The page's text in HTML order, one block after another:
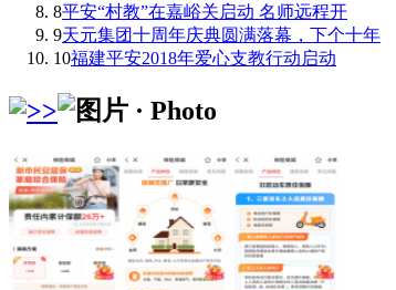
8平安“村教”在嘉峪关启动 名师远程开
9天元集团十周年庆典圆满落幕，下个十年
10福建平安2018年爱心支教行动启动